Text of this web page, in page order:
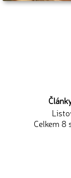
Celkem 8